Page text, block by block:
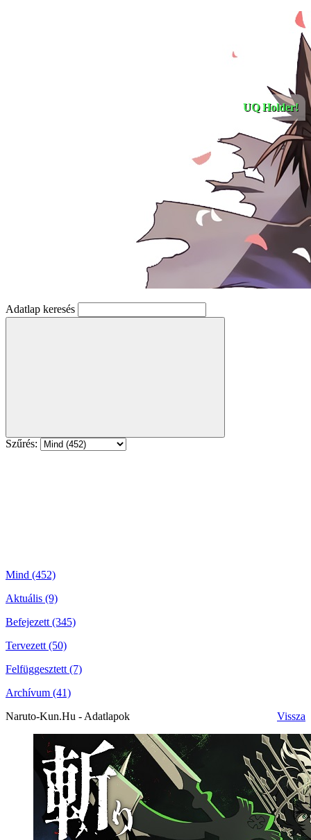
UQ Holder!
Adatlap keresés
Szűrés:
Mind (452)
Aktuális (9)
Befejezett (345)
Tervezett (50)
Felfüggesztett (7)
Archívum (41)
Naruto-Kun.Hu - Adatlapok
Vissza